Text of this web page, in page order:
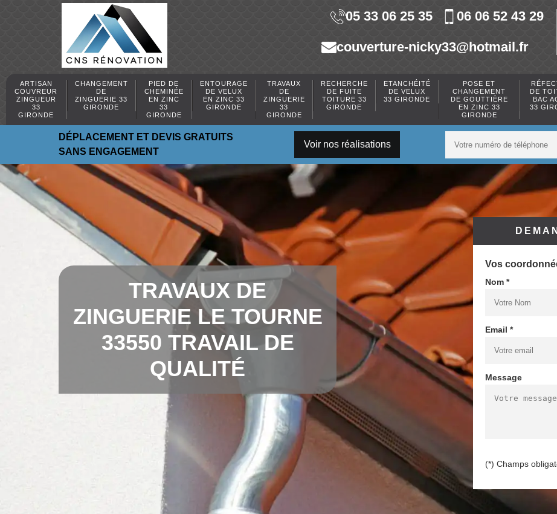
05 33 06 25 35 06 06 52 43 29
couverture-nicky33@hotmail.fr
ARTISAN
COUVREUR
ZINGUEUR
33
GIRONDE
CHANGEMENT
DE
ZINGUERIE 33
GIRONDE
PIED DE
CHEMINÉE
EN ZINC
33
GIRONDE
ENTOURAGE
DE VELUX
EN ZINC 33
GIRONDE
TRAVAUX
DE
ZINGUERIE
33
GIRONDE
RECHERCHE
DE FUITE
TOITURE 33
GIRONDE
ETANCHÉITÉ
DE VELUX
33 GIRONDE
POSE ET
CHANGEMENT
DE GOUTTIÈRE
EN ZINC 33
GIRONDE
DE
BAC
33
DÉPLACEMENT ET DEVIS GRATUITS
SANS ENGAGEMENT
Voir nos réalisations
TRAVAUX DE
ZINGUERIE LE TOURNE
33550 TRAVAIL DE
QUALITÉ
Vos
Nom *
Email *
Message
(*) Champs